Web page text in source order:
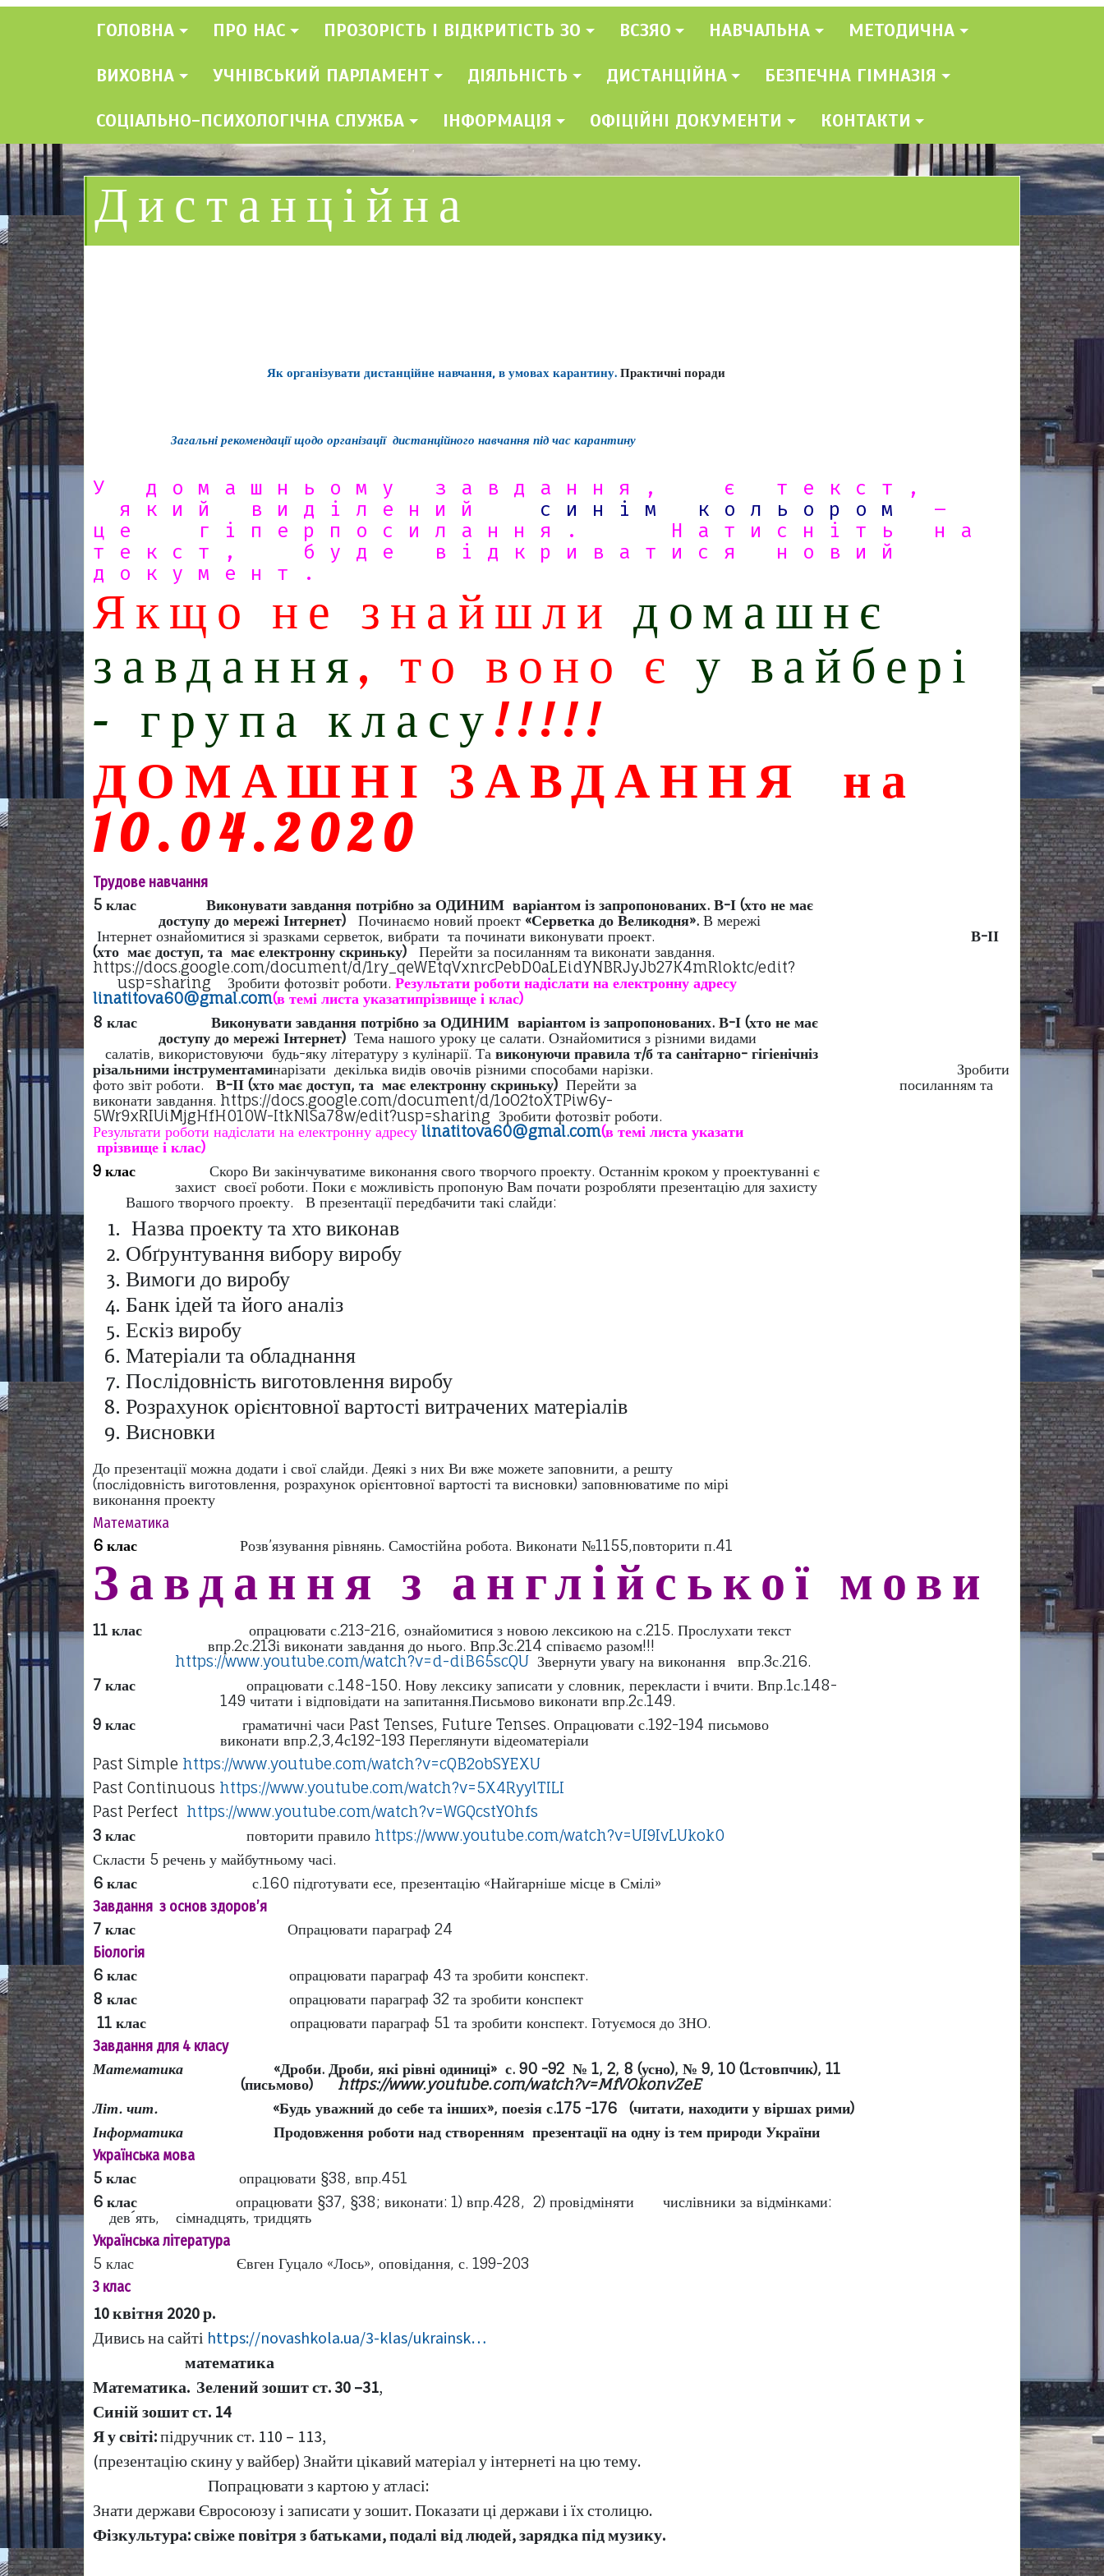
ГОЛОВНА ПРО НАС ПРОЗОРІСТЬ І ВІДКРИТІСТЬ ЗО ВСЗЯО НАВЧАЛЬНА МЕТОДИЧНА
ВИХОВНА УЧНІВСЬКИЙ ПАРЛАМЕНТ ДІЯЛЬНІСТЬ ДИСТАНЦІЙНА БЕЗПЕЧНА ГІМНАЗІЯ
СОЦІАЛЬНО-ПСИХОЛОГІЧНА СЛУЖБА ІНФОРМАЦІЯ ОФІЦІЙНІ ДОКУМЕНТИ КОНТАКТИ
Дистанційна
Як організувати дистанційне навчання, в умовах карантину. Практичні поради
Загальні рекомендації щодо організації дистанційного навчання під час карантину
У домашньому завдання, є текст,
який виділений синім кольором
–
це гіперпосилання. Натисніть на
текст, буде відкриватися новий
документ.
Якщо не знайшли домашнє
завдання, то воно є у вайбері
– група класу!!!!!
ДОМАШНІ ЗАВДАННЯ на
10.04.2020
Трудове навчання
5 клас
Виконувати завдання потрібно за ОДИНИМ варіантом із запропонованих. В-І (хто не має
доступу до мережі Інтернет) Починаємо новий проект «Серветка до Великодня». В мережі
Інтернет ознайомитися зі зразками серветок, вибрати та починати виконувати проект. В-ІІ
(хто має доступ, та має електронну скриньку) Перейти за посиланням та виконати завдання.
https://docs.google.com/document/d/1ry_qeWEtqVxnrcPebD0aLEidYNBRJyJb27K4mRloktc/edit?
usp=sharing Зробити фотозвіт роботи. Результати роботи надіслати на електронну адресу
linatitova60@gmal.com(в темі листа указатипрізвище і клас)
8 клас Виконувати завдання потрібно за ОДИНИМ варіантом із запропонованих. В-І (хто не має
доступу до мережі Інтернет) Тема нашого уроку це салати. Ознайомитися з різними видами
салатів, використовуючи будь-яку літературу з кулінарії. Та виконуючи правила т/б та санітарно- гігіенічніз
різальними інструментаминарізати декілька видів овочів різними способами нарізки. Зробити
фото звіт роботи. В-ІІ (хто має доступ, та має електронну скриньку) Перейти за посиланням та
виконати завдання. https://docs.google.com/document/d/1oO2toXTPiw6y-
5Wr9xRIUiMjgHfH010W-ItkNlSa78w/edit?usp=sharing Зробити фотозвіт роботи.
Результати роботи надіслати на електронну адресу linatitova60@gmal.com(в темі листа указати
прізвище і клас)
9 клас Скоро Ви закінчуватиме виконання свого творчого проекту. Останнім кроком у проектуванні є
захист своєї роботи. Поки є можливість пропоную Вам почати розробляти презентацію для захисту
Вашого творчого проекту. В презентації передбачити такі слайди:
Назва проекту та хто виконав
Обґрунтування вибору виробу
Вимоги до виробу
Банк ідей та його аналіз
Ескіз виробу
Матеріали та обладнання
Послідовність виготовлення виробу
Розрахунок орієнтовної вартості витрачених матеріалів
Висновки
До презентації можна додати і свої слайди. Деякі з них Ви вже можете заповнити, а решту
(послідовність виготовлення, розрахунок орієнтовної вартості та висновки) заповнюватиме по мірі
виконання проекту
Математика
6 клас
Розв’язування рівнянь. Самостійна робота. Виконати №1155,повторити п.41
Завдання з англійської мови
11 клас опрацювати с.213-216, ознайомитися з новою лексикою на с.215. Прослухати текст
впр.2с.213і виконати завдання до нього. Впр.3с.214 співаємо разом!!!
https://www.youtube.com/watch?v=d-diB65scQU Звернути увагу на виконання впр.3с.216.
7 клас опрацювати с.148-150. Нову лексику записати у словник, перекласти і вчити. Впр.1с.148-
149 читати і відповідати на запитання.Письмово виконати впр.2с.149.
9 клас граматичні часи Past Tenses, Future Tenses. Опрацювати с.192-194 письмово
виконати впр.2,3,4с192-193 Переглянути відеоматеріали
Past Simple https://www.youtube.com/watch?v=cQB2obSYEXU
Past Continuous https://www.youtube.com/watch?v=5X4RyylTILI
Past Perfect https://www.youtube.com/watch?v=WGQcstYOhfs
3 клас повторити правило https://www.youtube.com/watch?v=UI9IvLUkok0
Скласти 5 речень у майбутньому часі.
6 клас с.160 підготувати есе, презентацію «Найгарніше місце в Смілі»
Завдання з основ здоров’я
7 клас Опрацювати параграф 24
Біологія
6 клас
опрацювати параграф 43 та зробити конспект.
8 клас
опрацювати параграф 32 та зробити конспект
11 клас
опрацювати параграф 51 та зробити конспект. Готуємося до ЗНО.
Завдання для 4 класу
Математика «Дроби. Дроби, які рівні одиниці» с. 90 -92 № 1, 2, 8 (усно), № 9, 10 (1стовпчик), 11
(письмово) https://www.youtube.com/watch?v=MfVOkonvZeE
Літ. чит. «Будь уважний до себе та інших», поезія с.175 -176 (читати, находити у віршах рими)
Інформатика Продовження роботи над створенням презентації на одну із тем природи України
Українська мова
5 клас
опрацювати §38, впр.451
6 клас
опрацювати §37, §38; виконати: 1) впр.428, 2) провідміняти числівники за відмінками:
дев´ять, сімнадцять, тридцять
Українська література
5 клас Євген Гуцало «Лось», оповідання, с. 199-203
3 клас
10квітня2020р.
Дивись на сайті https://novashkola.ua/3-klas/ukrainsk…
математика
Математика. Зелений зошит ст.30–31,
Синій зошит ст. 14
Я у світі:підручник ст. 110 – 113,
(презентацію скину у вайбер) Знайти цікавий матеріал у інтернеті на цю тему.
Попрацювати з картою у атласі:
Знати держави Євросоюзу і записати у зошит. Показати ці держави і їх столицю.
Фізкультура: свіже повітря з батьками, подалі від людей, зарядка під музику.